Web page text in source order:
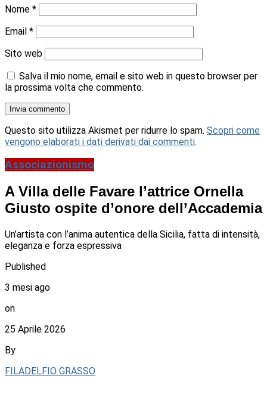
Nome *
Email *
Sito web
Salva il mio nome, email e sito web in questo browser per
la prossima volta che commento.
Questo sito utilizza Akismet per ridurre lo spam. Scopri come
vengono elaborati i dati derivati dai commenti.
Associazionismo
A Villa delle Favare l’attrice Ornella
Giusto ospite d’onore dell’Accademia
Un’artista con l’anima autentica della Sicilia, fatta di intensità,
eleganza e forza espressiva
Published
3 mesi ago
on
25 Aprile 2026
By
FILADELFIO GRASSO